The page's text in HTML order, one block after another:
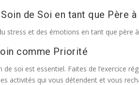
de Soi en tant que Père
stress et des émotions en tant que père
comme Priorité
de soi est essentiel. Faites de l’exercice
activités qui vous détendent et vous